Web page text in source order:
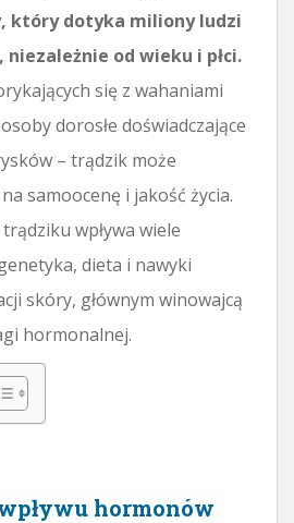
który dotyka miliony ludzi
niezależnie od wieku i płci.
się z wahaniami
dorosłe doświadczające
– trądzik może
samoocenę i jakość życia.
wpływa wiele
dieta i nawyki
skóry, głównym winowajcą
hormonalnej.
hormonów